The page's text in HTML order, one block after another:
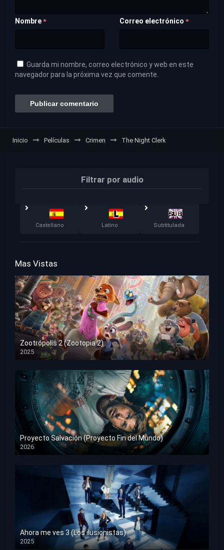
Nombre * Correo electrónico *
Guarda mi nombre, correo electrónico y web en este
navegador para la próxima vez que comente.
Inicio Películas Crimen The Night Clerk
Filtrar por audio
Castellano Latino Subtitulada
Mas Vistas
Zootrópolis 2 (Zootopia 2)
2025
HD 1080p
Proyecto Salvación (Proyecto Fin del Mundo)
2026
HD 1080p
Ahora me ves 3 (Los ilusionistas)
2025
HD 1080p